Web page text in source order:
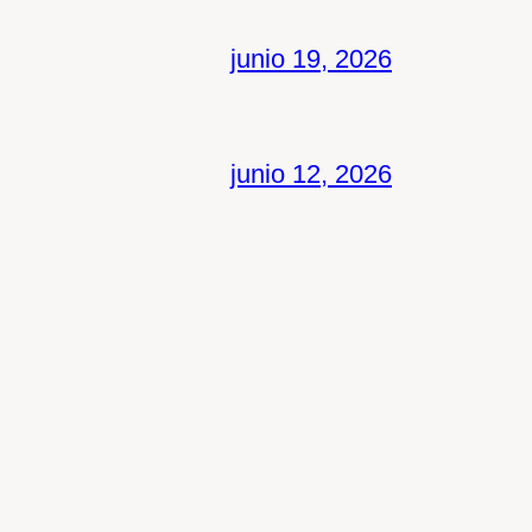
junio 19, 2026
junio 12, 2026